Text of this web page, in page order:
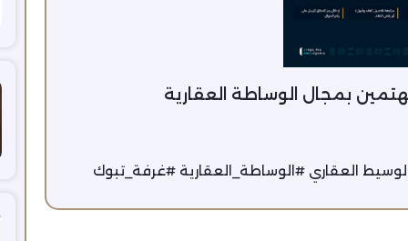
بمجال الوساطة العقارية
العقاري #الوساطة_العقارية #غرفة_تبوك